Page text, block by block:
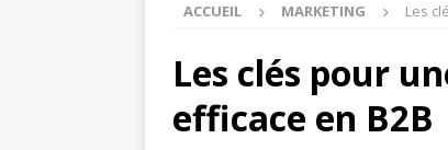
ACCUEIL MARKETING Les
Les clés pour
efficace en B2B